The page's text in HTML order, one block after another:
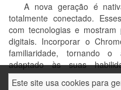
Este site usa cookies para
A nova geração é
totalmente conectado.
com tecnologias e
digitais. Incorporar o
familiaridade, tornando o
adaptado às suas
ferramentas colaborativas
interações em tempo real